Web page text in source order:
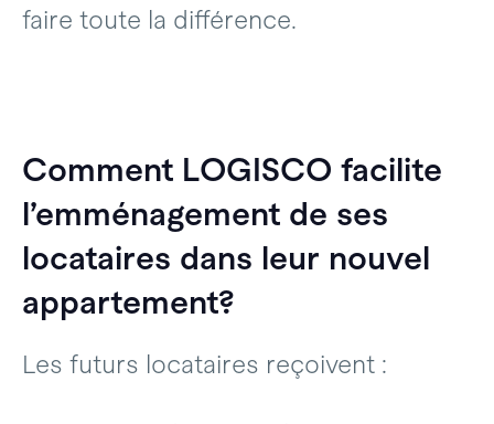
faire toute la différence.
Comment LOGISCO facilite
l’emménagement de ses
locataires dans leur nouvel
appartement?
Les futurs locataires reçoivent :